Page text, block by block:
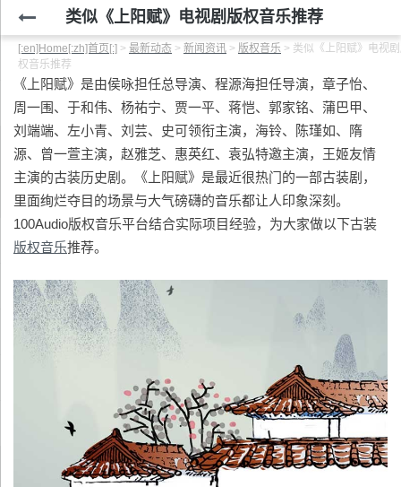
类似《上阳赋》电视剧版权音乐推荐
[:en]Home[:zh]首页[:] > 最新动态 > 新闻资讯 > 版权音乐 > 类似《上阳赋》电视
权音乐推荐
《上阳赋》是由侯咏担任总导演、程源海担任导演，章子怡、
周一围、于和伟、杨祐宁、贾一平、蒋恺、郭家铭、蒲巴甲、
刘端端、左小青、刘芸、史可领衔主演，海铃、陈瑾如、隋
源、曾一萱主演，赵雅芝、惠英红、袁弘特邀主演，王姬友情
主演的古装历史剧。《上阳赋》是最近很热门的一部古装剧，
里面绚烂夺目的场景与大气磅礴的音乐都让人印象深刻。
100Audio版权音乐平台结合实际项目经验，为大家做以下古装
版权音乐推荐。